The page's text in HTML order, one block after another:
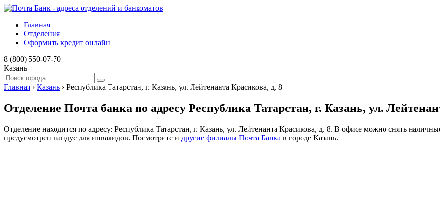
Главная
Отделения
Оформить кредит онлайн
8 (800) 550-07-70
Казань
Главная › Казань › Республика Татарстан, г. Казань, ул. Лейтенанта Красикова, д. 8
Отделение Почта банка по адресу Республика Татарстан, г. Казань, ул.
Отделение находится по адресу: Республика Татарстан, г. Казань, ул. Лейтенанта Красикова, д. 8. В офисе можно снять
предусмотрен пандус для инвалидов. Посмотрите и другие филиалы Почта Банка в городе Казань.